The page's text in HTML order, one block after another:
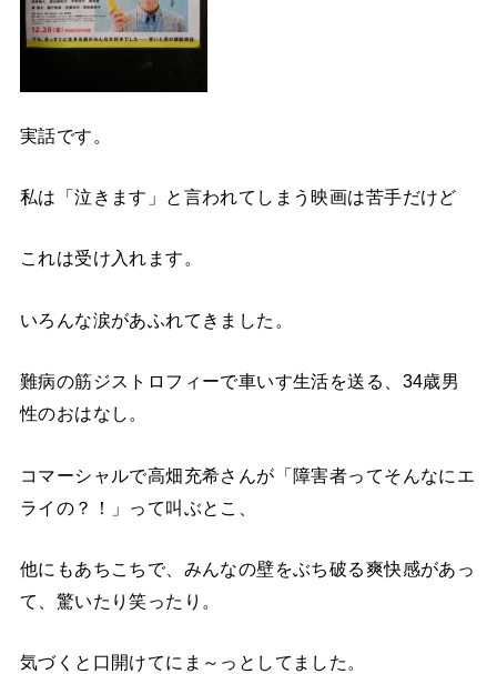
実話です。
私は「泣きます」と言われてしまう映画は苦手だけど
これは受け入れます。
いろんな涙があふれてきました。
難病の筋ジストロフィーで車いす生活を送る、34歳男
性のおはなし。
コマーシャルで高畑充希さんが「障害者ってそんなにエ
ライの？！」って叫ぶとこ、
他にもあちこちで、みんなの壁をぶち破る爽快感があっ
て、驚いたり笑ったり。
気づくと口開けてにま～っとしてました。